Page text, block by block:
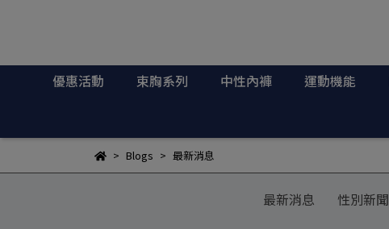
優惠活動 束胸系列 中性內褲 運動機能
Blogs 最新消息
最新消息 性別新聞